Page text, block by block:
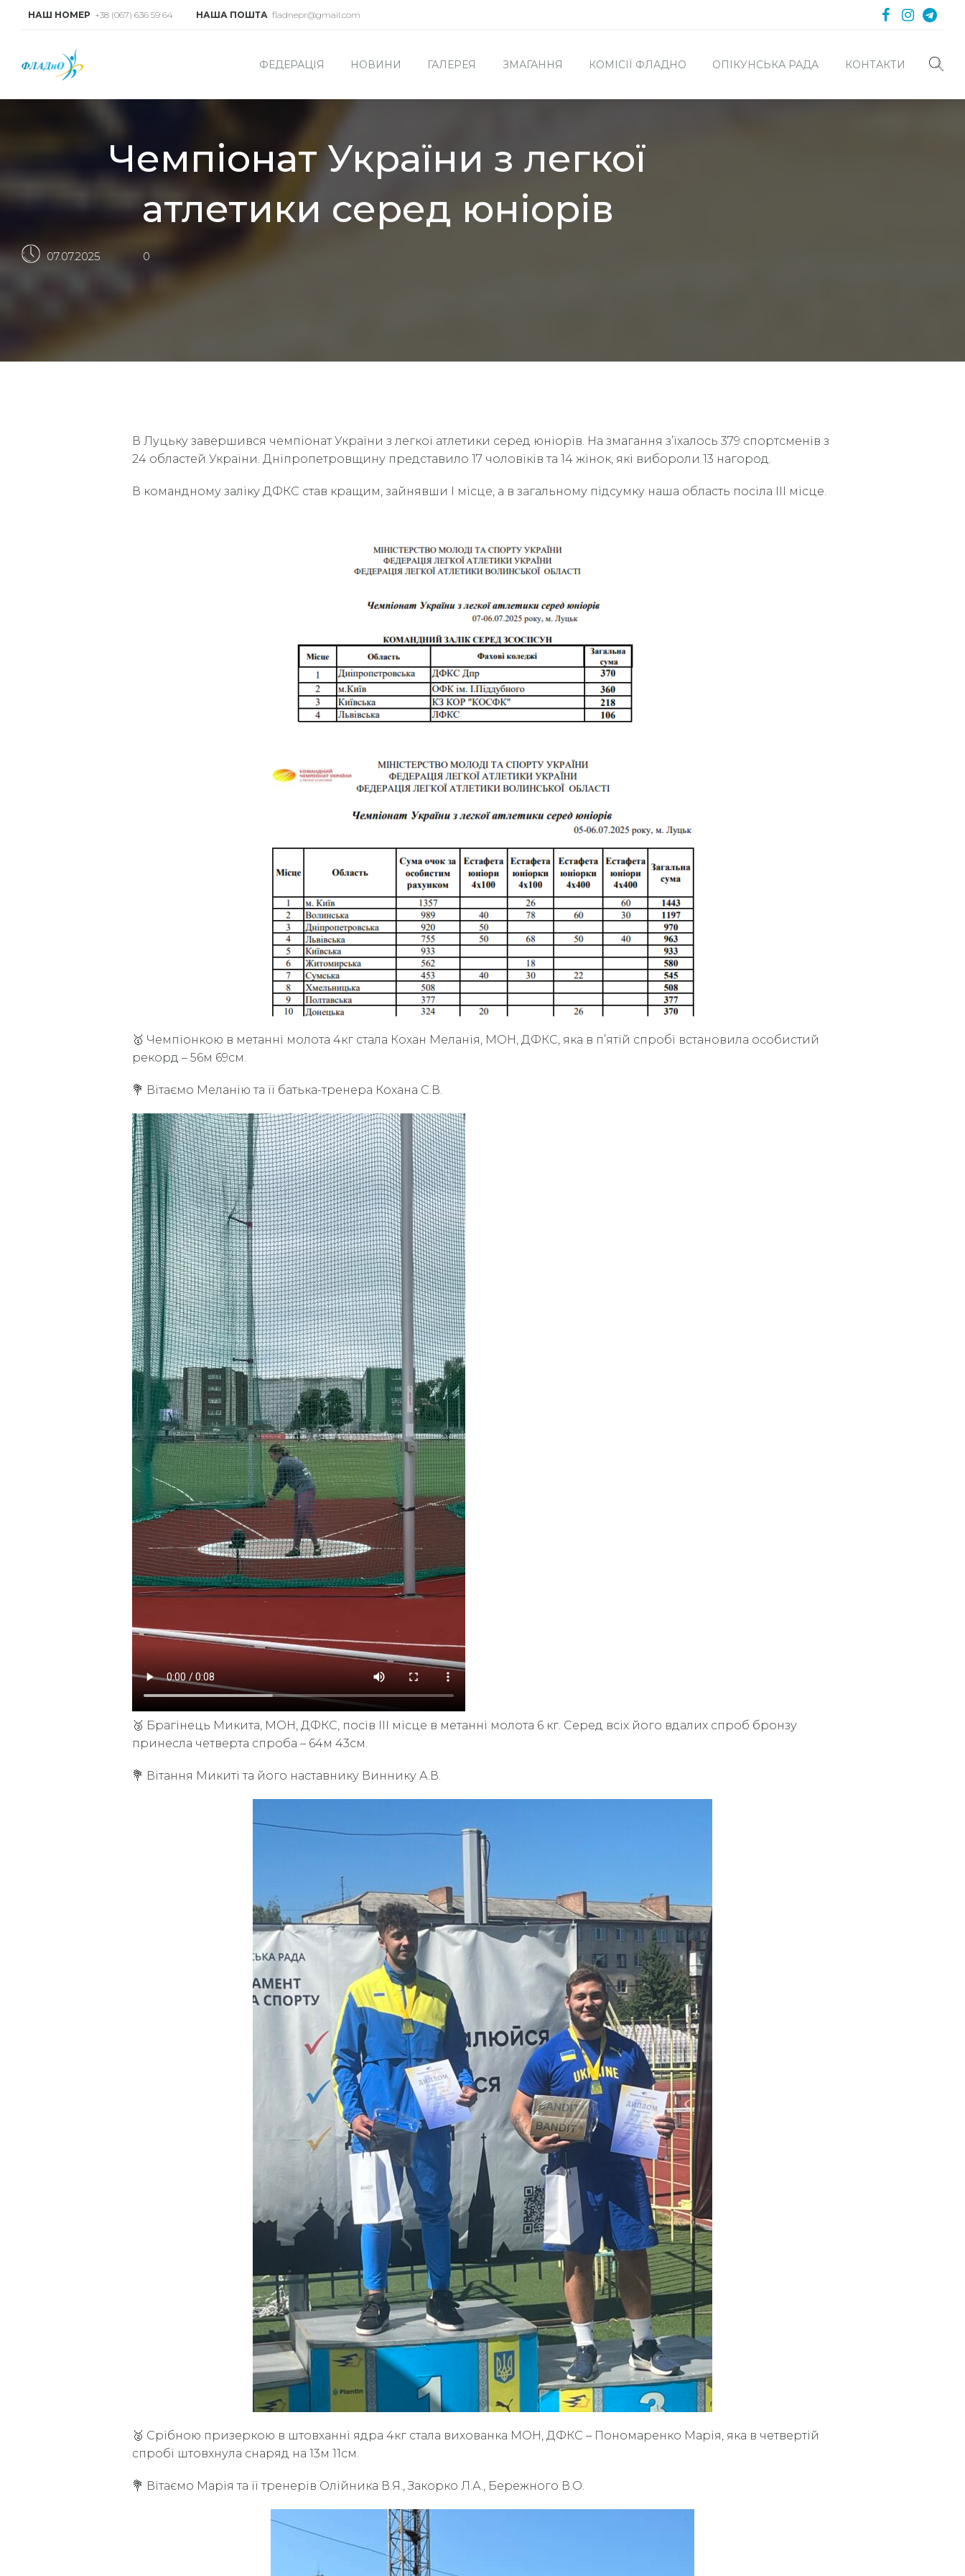
НАШ НОМЕР +38 (067) 636 59 64 НАША ПОШТА fladnepr@gmail.com
ФЕДЕРАЦІЯ НОВИНИ ГАЛЕРЕЯ ЗМАГАННЯ КОМІСІЇ ФЛАДНО ОПІКУНСЬКА РАДА КОНТАКТИ
Чемпіонат України з легкої
атлетики серед юніорів
07.07.2025 0
В Луцьку завершився чемпіонат України з легкої атлетики серед юніорів. На змагання з’їхалось 379 спортсменів з
24 областей України. Дніпропетровщину представило 17 чоловіків та 14 жінок, які вибороли 13 нагород.
В командному заліку ДФКС став кращим, зайнявши І місце, а в загальному підсумку наша область посіла ІІІ місце.
🥇 Чемпіонкою в метанні молота 4кг стала Кохан Меланія, МОН, ДФКС, яка в п’ятій спробі встановила особистий
рекорд – 56м 69см.
💐 Вітаємо Меланію та її батька-тренера Кохана С.В.
🥉 Брагінець Микита, МОН, ДФКС, посів ІІІ місце в метанні молота 6 кг. Серед всіх його вдалих спроб бронзу
принесла четверта спроба – 64м 43см.
💐 Вітання Микиті та його наставнику Виннику А.В.
🥈 Срібною призеркою в штовханні ядра 4кг стала вихованка МОН, ДФКС – Пономаренко Марія, яка в четвертій
спробі штовхнула снаряд на 13м 11см.
💐 Вітаємо Марія та її тренерів Олійника В.Я., Закорко Л.А., Бережного В.О.